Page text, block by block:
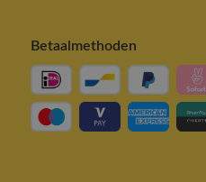
Betaalmethoden